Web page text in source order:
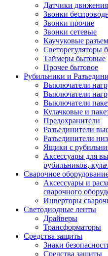
Датчики движения
Звонки
Звонки прочие
Звонки сетевые
Каучуковые
Светорегуляторы
Таймеры бытовые
Прочее бытовое
Рубильники и
Выключатели
Выключатели
Выключатели
Кулачковые и
Предохранители
Разъединители
Разъединители
Ящики с
Аксессуары для
рубильников,
Сварочное
Аксессуары и
сварочного
Инверторы
Светодиодные ленты
Драйверы
Трансформаторы
Средства защиты
Знаки
Средства защиты